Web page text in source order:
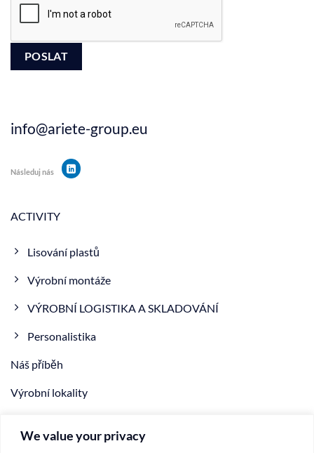
We value your privacy
ACTIVITY
Lisování plastů
Výrobní montáže
VÝROBNÍ LOGISTIKA A SKLADOVÁNÍ
Personalistika
Náš příběh
Výrobní lokality
info@ariete-group.eu
Následuj nás